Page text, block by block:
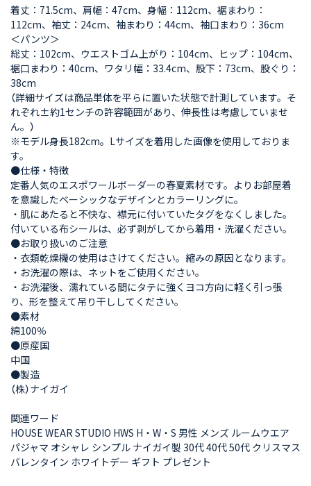
着丈：71.5cm、肩幅：47cm、身幅：112cm、裾まわり：
112cm、袖丈：24cm、袖まわり：44cm、袖口まわり：36cm
＜パンツ＞
総丈：102cm、ウエストゴム上がり：104cm、ヒップ：104cm、
裾口まわり：40cm、ワタリ幅：33.4cm、股下：73cm、股ぐり：
38cm
（詳細サイズは商品単体を平らに置いた状態で計測しています。そ
れぞれ±約1センチの許容範囲があり、伸長性は考慮していませ
ん。）
※モデル身長182cm。Lサイズを着用した画像を使用しておりま
す。
●仕様・特徴
定番人気のエスポワールボーダーの春夏素材です。よりお部屋着
を意識したベーシックなデザインとカラーリングに。
・肌にあたると不快な、襟元に付いていたタグをなくしました。
付いている布シールは、必ず剥がしてから着用・洗濯ください。
●お取り扱いのご注意
・衣類乾燥機の使用はさけてください。縮みの原因となります。
・お洗濯の際は、ネットをご使用ください。
・お洗濯後、濡れている間にタテに強くヨコ方向に軽く引っ張
り、形を整えて吊り干ししてください。
●素材
綿100％
●原産国
中国
●製造
（株）ナイガイ
関連ワード
HOUSE WEAR STUDIO HWS H・W・S 男性 メンズ ルームウエア
パジャマ オシャレ シンプル ナイガイ製 30代 40代 50代 クリスマス
バレンタイン ホワイトデー ギフト プレゼント